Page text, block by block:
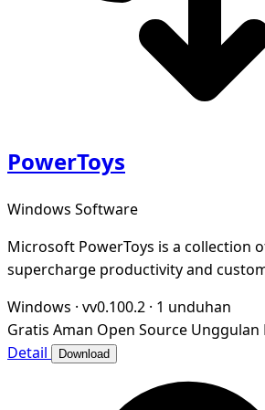
PowerToys
Windows Software
Microsoft PowerToys is a collection
supercharge productivity and
Windows · vv0.100.2 · 1 unduhan
Gratis Aman Open Source Unggulan
Detail
Download